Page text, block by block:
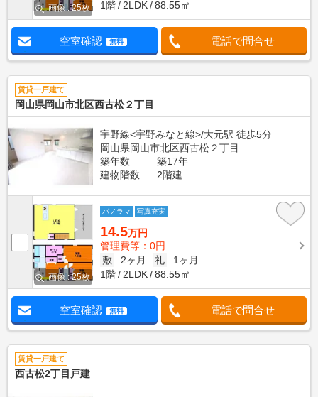
画像 : 25枚
1階
2LDK 88.55㎡
空室確認 無料 電話で問合せ
賃貸一戸建て
岡山県岡山市北区西古松２丁目
宇野線<宇野みなと線>/大元駅 徒歩5分
岡山県岡山市北区西古松２丁目
築年数
築17年
建物階数
2階建
画像 : 25枚
パノラマ 写真充実
14.5万円
管理費等：0円
敷
2ヶ月 礼
1ヶ月
1階
2LDK 88.55㎡
空室確認 無料 電話で問合せ
賃貸一戸建て
西古松2丁目戸建